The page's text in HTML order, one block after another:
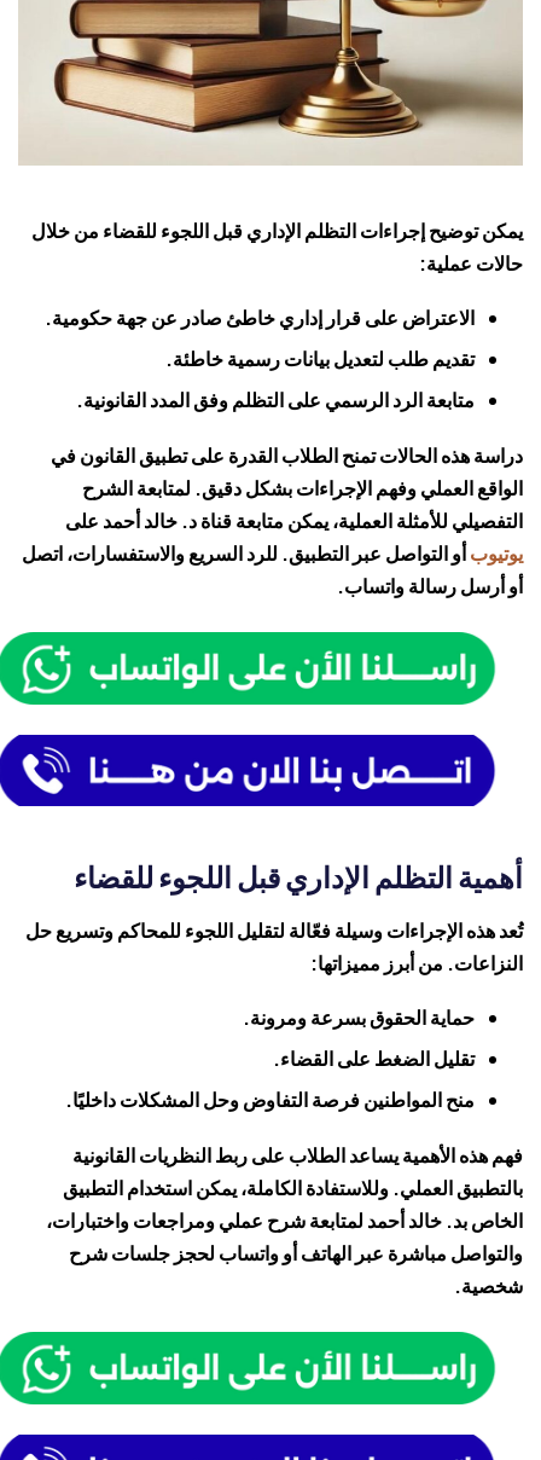
يمكن توضيح إجراءات التظلم الإداري قبل اللجوء للقضاء من خلال
حالات عملية:
الاعتراض على قرار إداري خاطئ صادر عن جهة حكومية.
تقديم طلب لتعديل بيانات رسمية خاطئة.
متابعة الرد الرسمي على التظلم وفق المدد القانونية.
دراسة هذه الحالات تمنح الطلاب القدرة على تطبيق القانون في
الواقع العملي وفهم الإجراءات بشكل دقيق. لمتابعة الشرح
التفصيلي للأمثلة العملية، يمكن متابعة قناة د. خالد أحمد على
يوتيوبأو التواصل عبر التطبيق. للرد السريع والاستفسارات، اتصل
أو أرسل رسالة واتساب.
أهمية التظلم الإداري قبل اللجوء للقضاء
تُعد هذه الإجراءات وسيلة فعّالة لتقليل اللجوء للمحاكم وتسريع حل
النزاعات. من أبرز مميزاتها:
حماية الحقوق بسرعة ومرونة.
تقليل الضغط على القضاء.
منح المواطنين فرصة التفاوض وحل المشكلات داخليًا.
فهم هذه الأهمية يساعد الطلاب على ربط النظريات القانونية
بالتطبيق العملي. وللاستفادة الكاملة، يمكن استخدام التطبيق
الخاص بد. خالد أحمد لمتابعة شرح عملي ومراجعات واختبارات،
والتواصل مباشرة عبر الهاتف أو واتساب لحجز جلسات شرح
شخصية.